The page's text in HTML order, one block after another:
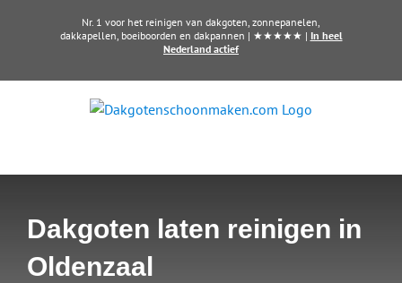
Nr. 1 voor het reinigen van dakgoten, zonnepanelen,
dakkapellen, boeiboorden en dakpannen | ★★★★★ | In heel
Nederland actief
Dakgoten laten reinigen in
Oldenzaal